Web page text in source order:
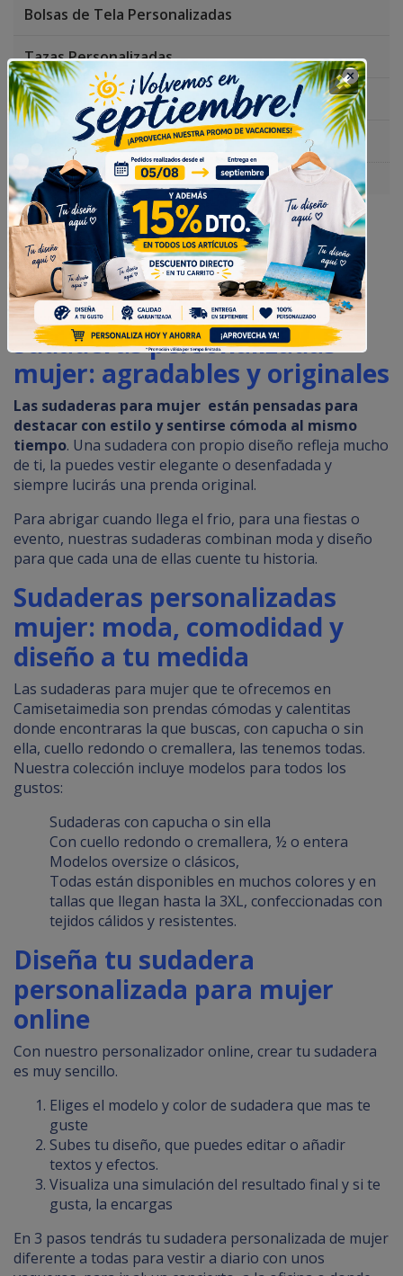
Bolsas de Tela Personalizadas
Tazas Personalizadas
Gorras Personalizadas
Regalos Originales
Sudadera Parejas
Ya sea para usar a diario, para la cuadrilla, una
empresa o un regalo especial,puedes crear una
sudadera con el diseño que quieras en solo tres
pasoscon nuestra herramienta de personalización
online de una forma fácil e intuitiva.
Sudaderas personalizadas
mujer: agradables y originales
Las sudaderas para mujer están pensadas para
destacar con estilo y sentirse cómoda al mismo
tiempo. Una sudadera con propio diseño refleja mucho
de ti, la puedes vestir elegante o desenfadada y
siempre lucirás una prenda original.
Para abrigar cuando llega el frio, para una fiestas o
evento, nuestras sudaderas combinan moda y diseño
para que cada una de ellas cuente tu historia.
Sudaderas personalizadas
mujer: moda, comodidad y
diseño a tu medida
Las sudaderas para mujer que te ofrecemos en
Camisetaimedia son prendas cómodas y calentitas
donde encontraras la que buscas, con capucha o sin
ella, cuello redondo o cremallera, las tenemos todas.
Nuestra colección incluye modelos para todos los
gustos:
Sudaderas con capucha o sin ella
Con cuello redondo o cremallera, ½ o entera
Modelos oversize o clásicos,
Todas están disponibles en muchos colores y en
tallas que llegan hasta la 3XL, confeccionadas con
tejidos cálidos y resistentes.
Diseña tu sudadera
personalizada para mujer
online
Con nuestro personalizador online, crear tu sudadera
es muy sencillo.
Eliges el modelo y color de sudadera que mas te
guste
Subes tu diseño, que puedes editar o añadir
textos y efectos.
Visualiza una simulación del resultado final y si te
gusta, la encargas
En 3 pasos tendrás tu sudadera personalizada de mujer
diferente a todas para vestir a diario con unos